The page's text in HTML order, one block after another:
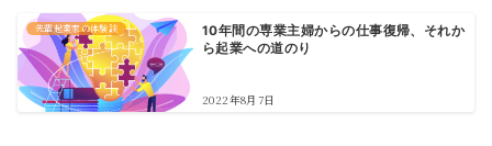
先輩起業家の体験談
10年間の専業主婦からの仕事復帰、それか
ら起業への道のり
2022年8月7日